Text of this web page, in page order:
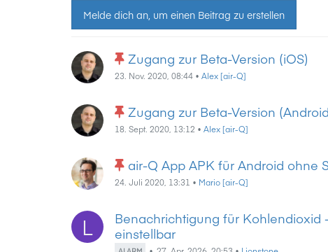
Melde dich an, um einen Beitrag zu erstellen
Zugang zur Beta-Version (iOS)
23. Nov. 2020, 08:44 • Alex [air-Q]
Zugang zur Beta-Version
18. Sept. 2020, 13:12 • Alex [air-Q]
air-Q App APK für Android ohne
24. Juli 2020, 13:31 • Mario [air-Q]
L
Benachrichtigung für Kohlendioxid
einstellbar